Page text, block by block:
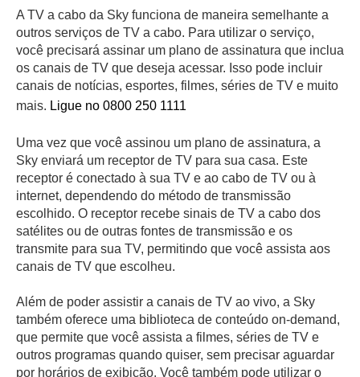
A TV a cabo da Sky funciona de maneira semelhante a
outros serviços de TV a cabo. Para utilizar o serviço,
você precisará assinar um plano de assinatura que inclua
os canais de TV que deseja acessar. Isso pode incluir
canais de notícias, esportes, filmes, séries de TV e muito
mais. Ligue no 0800 250 1111
Uma vez que você assinou um plano de assinatura, a
Sky enviará um receptor de TV para sua casa. Este
receptor é conectado à sua TV e ao cabo de TV ou à
internet, dependendo do método de transmissão
escolhido. O receptor recebe sinais de TV a cabo dos
satélites ou de outras fontes de transmissão e os
transmite para sua TV, permitindo que você assista aos
canais de TV que escolheu.
Além de poder assistir a canais de TV ao vivo, a Sky
também oferece uma biblioteca de conteúdo on-demand,
que permite que você assista a filmes, séries de TV e
outros programas quando quiser, sem precisar aguardar
por horários de exibição. Você também pode utilizar o